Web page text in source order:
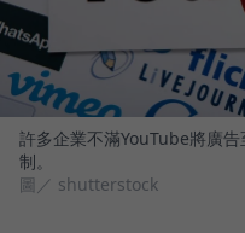
許多企業不滿YouTube將廣
制。
圖／ shutterstock